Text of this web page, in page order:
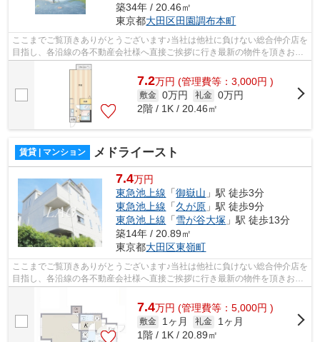
築34年 / 20.46㎡
東京都大田区田園調布本町
ここまでご覧頂きありがとうございます♪当社は他社に負けない総合仲介店を
目指し、各沿線の各不動産会社様へ直接ご挨拶に行き最新の物件を頂きお客
様へ提供しております！最新の情報は...
7.2万円 (管理費等：3,000円 )
敷金 0万円 礼金 0万円
2階 / 1K / 20.46㎡
賃貸 | マンション メドライースト
7.4万円
東急池上線 「御嶽山 」駅 徒歩3分
東急池上線 「久が原 」駅 徒歩9分
東急池上線 「雪が谷大塚 」駅 徒歩13分
築14年 / 20.89㎡
東京都大田区東嶺町
ここまでご覧頂きありがとうございます♪当社は他社に負けない総合仲介店を
目指し、各沿線の各不動産会社様へ直接ご挨拶に行き最新の物件を頂きお客
様へ提供しております！最新の情報は...
7.4万円 (管理費等：5,000円 )
敷金 1ヶ月 礼金
1ヶ月
1階 / 1K / 20.89㎡